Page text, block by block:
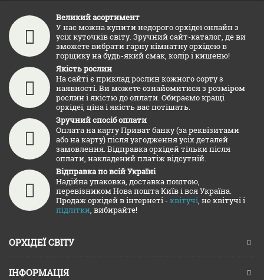
Великий асортимент
У нас можна купити недорого орхідеї онлайн з
усіх куточків світу. Зручний сайт-каталог, де ви
зможете вибрати гарну кімнатну орхідею в
горщику на будь-який смак, колір і кишеню!
Якість рослин
На сайті є приклад рослин кожного сорту з
наявності. Ви можете ознайомитися з розміром
рослин і якістю до оплати. Обираємо кращі
орхідеї, ціна і якість вас потішать.
Зручний спосіб оплати
Оплата на карту Приват банку (за реквізитами
або на карту) після узгодження усіх деталей
замовлення. Відправка орхідей тільки після
оплати, накладений платіж відсутній.
Відправка по всій Україні
Надійна упаковка, доставка поштою,
перевізником Нова пошта Київ і вся Україна.
Продаж орхідей в інтернеті - квітучі, не квітучі і
підлітки, вибирайте!
ОРХІДЕЇ СВІТУ
ІНФОРМАЦІЯ